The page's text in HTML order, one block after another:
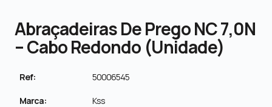
Abraçadeiras De Prego NC 7,0N
– Cabo Redondo (unidade)
Ref: 50006545
Marca: Kss